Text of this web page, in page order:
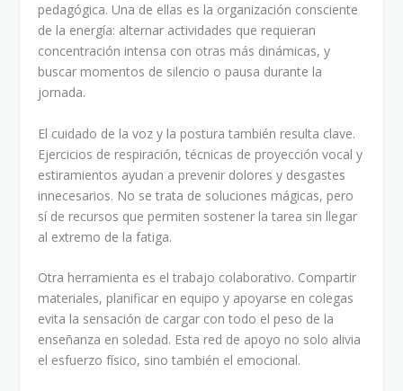
pedagógica. Una de ellas es la organización consciente
de la energía: alternar actividades que requieran
concentración intensa con otras más dinámicas, y
buscar momentos de silencio o pausa durante la
jornada.
El cuidado de la voz y la postura también resulta clave.
Ejercicios de respiración, técnicas de proyección vocal y
estiramientos ayudan a prevenir dolores y desgastes
innecesarios. No se trata de soluciones mágicas, pero
sí de recursos que permiten sostener la tarea sin llegar
al extremo de la fatiga.
Otra herramienta es el trabajo colaborativo. Compartir
materiales, planificar en equipo y apoyarse en colegas
evita la sensación de cargar con todo el peso de la
enseñanza en soledad. Esta red de apoyo no solo alivia
el esfuerzo físico, sino también el emocional.